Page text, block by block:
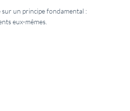
un principe fondamental :
eux-mêmes.